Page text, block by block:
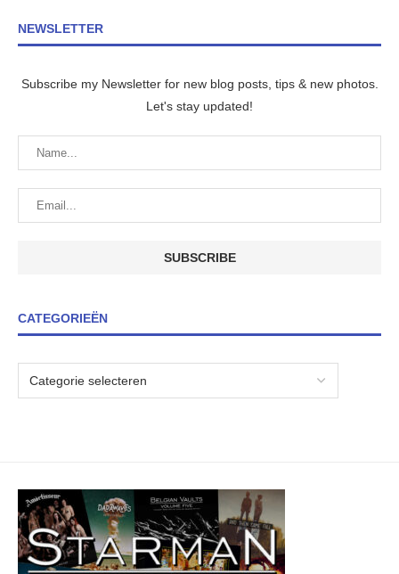
NEWSLETTER
Subscribe my Newsletter for new blog posts, tips & new photos.
Let's stay updated!
CATEGORIEËN